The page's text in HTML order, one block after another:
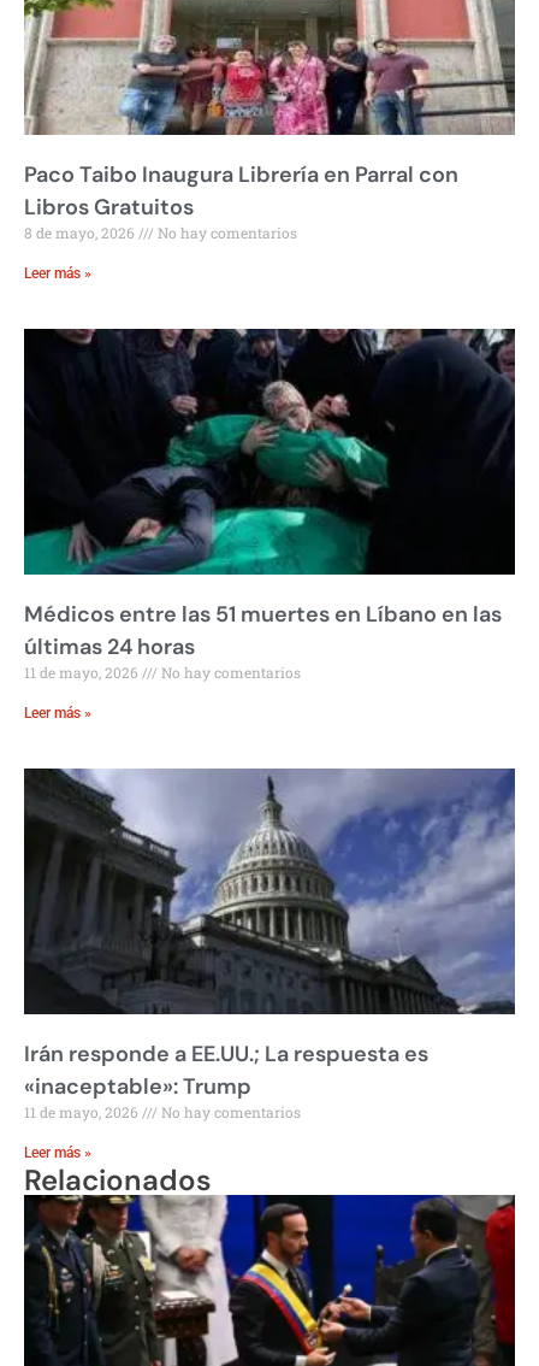
Paco Taibo Inaugura Librería en Parral con
Libros Gratuitos
8 de mayo, 2026 No hay comentarios
Leer más »
Médicos entre las 51 muertes en Líbano en las
últimas 24 horas
11 de mayo, 2026 No hay comentarios
Leer más »
Irán responde a EE.UU.; La respuesta es
«inaceptable»: Trump
11 de mayo, 2026 No hay comentarios
Leer más »
Relacionados